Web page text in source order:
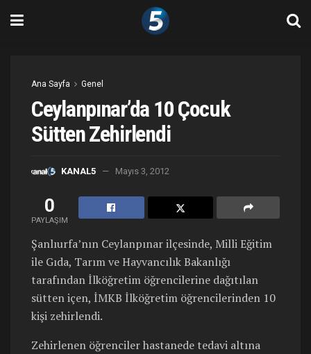
Ana Sayfa Genel
Ceylanpınar’da 10 Çocuk
Sütten Zehirlendi
KANAL5 Mayıs 3, 2012
0
PAYLAŞIM
Şanlıurfa’nın Ceylanpınar ilçesinde, Milli Eğitim
ile Gıda, Tarım ve Hayvancılık Bakanlığı
tarafından İlköğretim öğrencilerine dağıtılan
sütten içen, İMKB İlköğretim öğrencilerinden 10
kişi zehirlendi.
Zehirlenen öğrenciler hastanede tedavi altına